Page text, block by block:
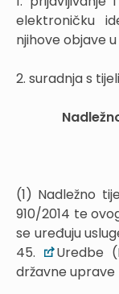
elektroničku
njihove objave
2. suradnja s
(1) Nadležno
910/2014 te
se uređuju
45.
Uredbe
državne uprave